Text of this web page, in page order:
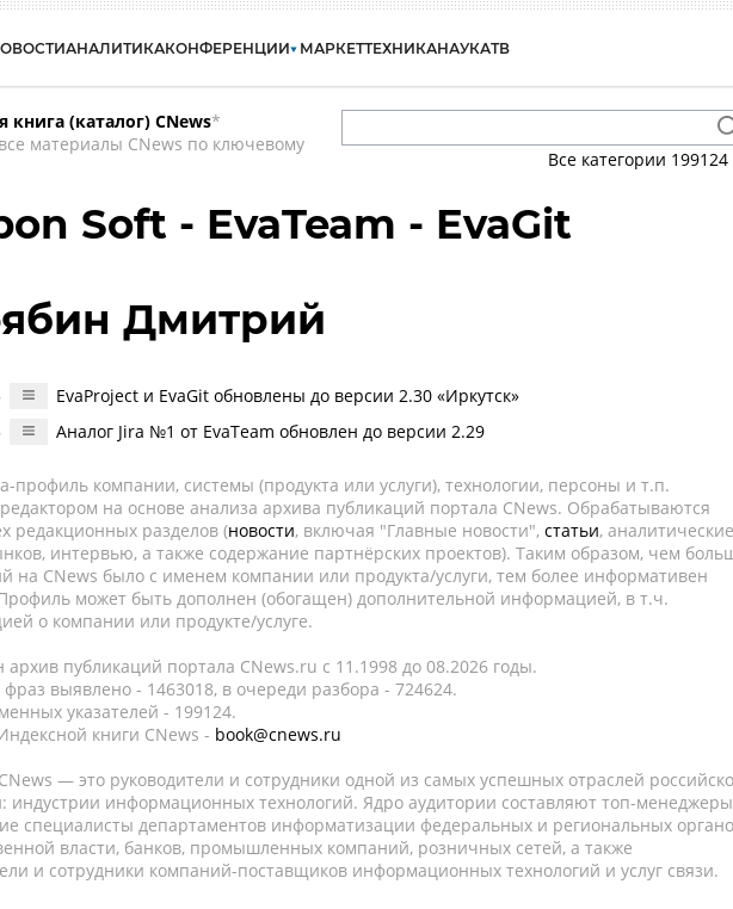
АНАЛИТИКАКОНФЕРЕНЦИИ МАРКЕТТЕХНИКАНАУКАТВ
книга (каталог) CNews*
материалы CNews по ключевому
Все категории 199124
Soft - EvaTeam - EvaGit
Дмитрий
EvaProject и EvaGit обновлены до версии 2.30 «Иркутск»
Аналог Jira №1 от EvaTeam обновлен до версии 2.29
профиль компании, системы (продукта или услуги), технологии, персоны и т.п.
редактором на основе анализа архива публикаций портала CNews. Обрабатываются
редакционных разделов (новости, включая "Главные новости", статьи, аналитические
интервью, а также содержание партнёрских проектов). Таким образом, чем
на CNews было с именем компании или продукта/услуги, тем более информативен
может быть дополнен (обогащен) дополнительной информацией, в т.ч.
о компании или продукте/услуге.
архив публикаций портала CNews.ru c 11.1998 до 08.2026 годы.
выявлено - 1463018, в очереди разбора - 724624.
указателей - 199124.
книги CNews - book@cnews.ru
— это руководители и сотрудники одной из самых успешных отраслей
индустрии информационных технологий. Ядро аудитории составляют топ-
специалисты департаментов информатизации федеральных и региональных
власти, банков, промышленных компаний, розничных сетей, а также
и сотрудники компаний-поставщиков информационных технологий и услуг связи.